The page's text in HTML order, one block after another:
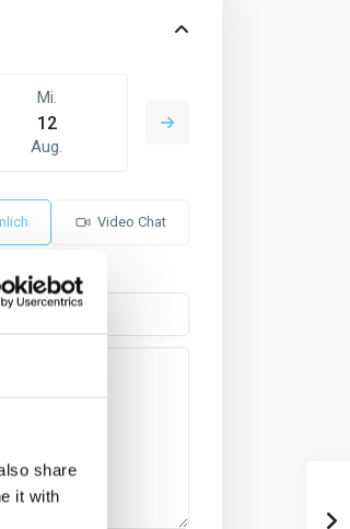
share
it with
Mi.
12
Aug.
Video Chat